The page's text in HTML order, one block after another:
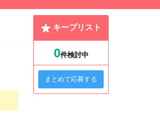
キープリスト
0件検討中
まとめて応募する